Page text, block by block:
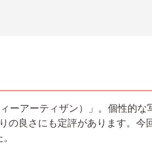
ーアーティザン）」。個性的な
の良さにも定評があります。今